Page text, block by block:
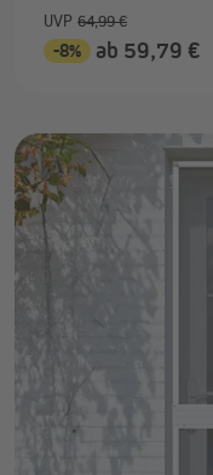
UVP 64,99 €
-8% ab 59,79 €